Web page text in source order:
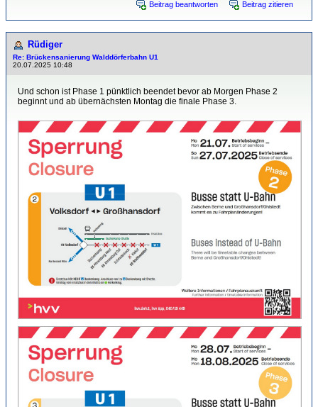
Beitrag beantworten Beitrag zitieren
Rüdiger
Re: Brückensanierung Walddörferbahn U1
20.07.2025 10:48
Und schon ist Phase 1 pünktlich beendet bevor ab Morgen Phase 2
beginnt und ab übernächsten Montag die finale Phase 3.